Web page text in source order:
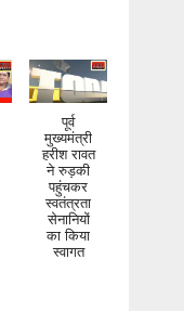
पूर्व
मुख्यमंत्री
हरीश रावत
ने रुड़की
पहुंचकर
स्वतंत्रता
सेनानियों
का किया
स्वागत